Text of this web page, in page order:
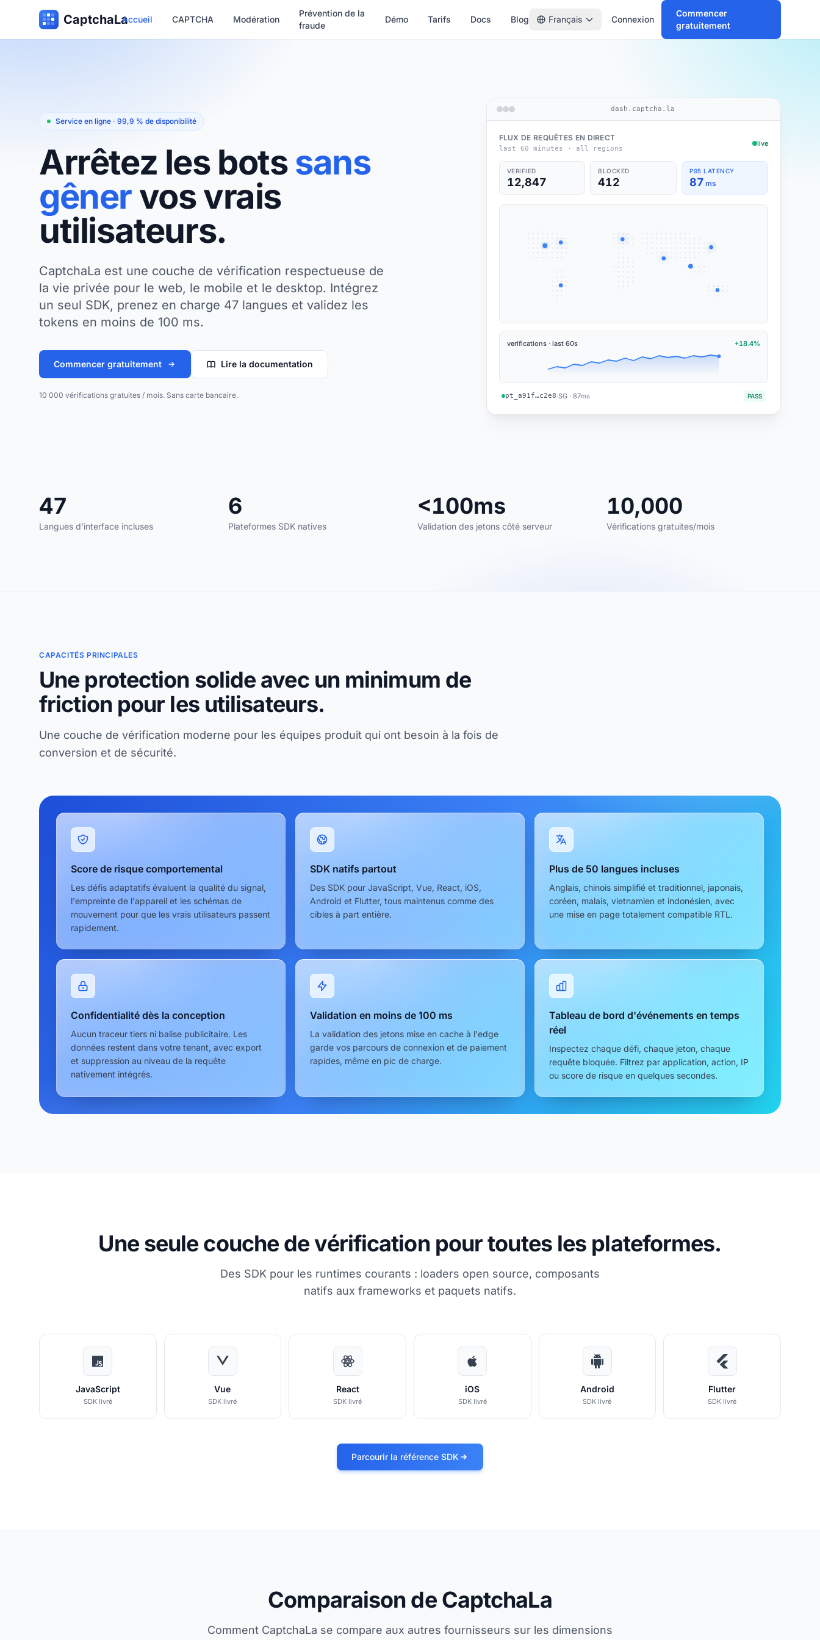
CaptchaLaAccueil CAPTCHA Modération
Prévention de la
fraude
Démo Tarifs Docs Blog Français Connexion
Commencer
gratuitement
Service en ligne · 99,9 % de disponibilité
Arrêtez les botssans
gênervos vrais
utilisateurs.
CaptchaLa est une couche de vérification respectueuse de
la vie privée pour le web, le mobile et le desktop. Intégrez
un seul SDK, prenez en charge 47 langues et validez les
tokens en moins de 100 ms.
Commencer gratuitement Lire la documentation
10 000 vérifications gratuites / mois. Sans carte bancaire.
dash.captcha.la
FLUX DE REQUÊTES EN DIRECT
last 60 minutes · all regions
live
VERIFIED
12,847
BLOCKED
412
P95 LATENCY
87 ms
verifications · last 60s +18.4%
pt_a91f…c2e8·SG · 87ms PASS
47
Langues d'interface incluses
6
Plateformes SDK natives
<100ms
Validation des jetons côté serveur
10,000
Vérifications gratuites/mois
CAPACITÉS PRINCIPALES
Une protection solide avec un minimum de
friction pour les utilisateurs.
Une couche de vérification moderne pour les équipes produit qui ont besoin à la fois de
conversion et de sécurité.
Score de risque comportemental
Les défis adaptatifs évaluent la qualité du signal,
l'empreinte de l'appareil et les schémas de
mouvement pour que les vrais utilisateurs passent
rapidement.
SDK natifs partout
Des SDK pour JavaScript, Vue, React, iOS,
Android et Flutter, tous maintenus comme des
cibles à part entière.
Plus de 50 langues incluses
Anglais, chinois simplifié et traditionnel, japonais,
coréen, malais, vietnamien et indonésien, avec
une mise en page totalement compatible RTL.
Confidentialité dès la conception
Aucun traceur tiers ni balise publicitaire. Les
données restent dans votre tenant, avec export
et suppression au niveau de la requête
nativement intégrés.
Validation en moins de 100 ms
La validation des jetons mise en cache à l'edge
garde vos parcours de connexion et de paiement
rapides, même en pic de charge.
Tableau de bord d'événements en temps
réel
Inspectez chaque défi, chaque jeton, chaque
requête bloquée. Filtrez par application, action, IP
ou score de risque en quelques secondes.
Une seule couche de vérification pour toutes les plateformes.
Des SDK pour les runtimes courants : loaders open source, composants
natifs aux frameworks et paquets natifs.
JavaScript
SDK livré
Vue
SDK livré
React
SDK livré
iOS
SDK livré
Android
SDK livré
Flutter
SDK livré
Parcourir la référence SDK
Comparaison de CaptchaLa
Comment CaptchaLa se compare aux autres fournisseurs sur les dimensions